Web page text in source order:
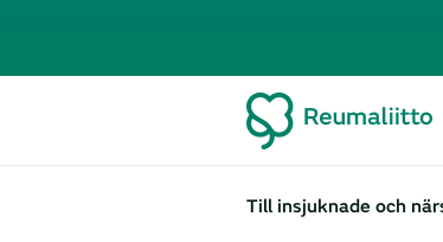
Till insjuknade och